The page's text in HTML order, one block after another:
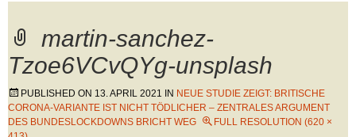
martin-sanchez-
Tzoe6VCvQYg-unsplash
PUBLISHED ON 13. APRIL 2021 IN NEUE STUDIE ZEIGT: BRITISCHE
CORONA-VARIANTE IST NICHT TÖDLICHER – ZENTRALES ARGUMENT
DES BUNDESLOCKDOWNS BRICHT WEG
FULL RESOLUTION (620 ×